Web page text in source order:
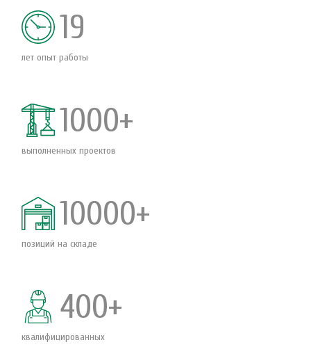
19
лет опыт работы
1000+
выполненных проектов
10000+
позиций на складе
400+
квалифицированных